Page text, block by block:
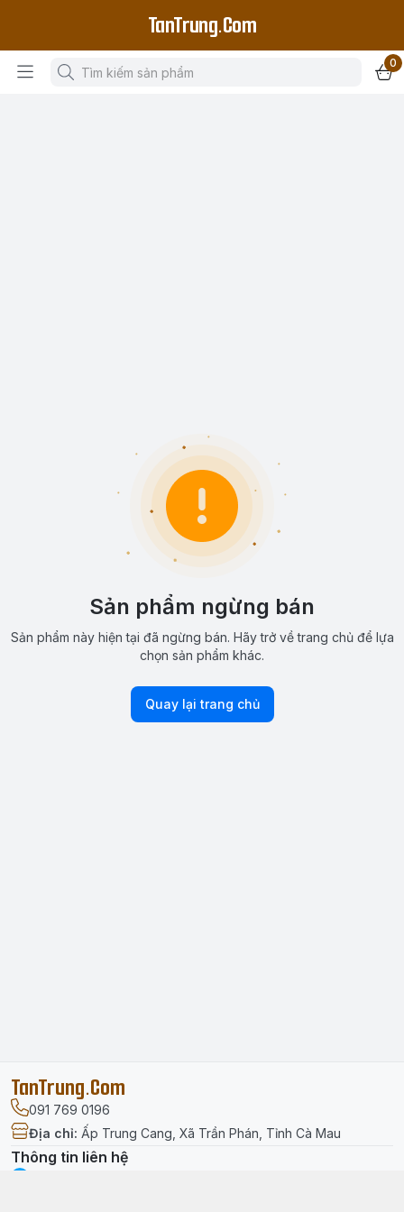
TanTrung.Com
0
Sản phẩm ngừng bán
Sản phẩm này hiện tại đã ngừng bán. Hãy trở về trang chủ để lựa
chọn sản phẩm khác.
Quay lại trang chủ
TanTrung.Com
091 769 0196
Địa chỉ: Ấp Trung Cang, Xã Trần Phán, Tỉnh Cà Mau
Thông tin liên hệ